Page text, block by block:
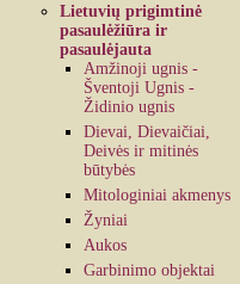
Lietuvių prigimtinė
pasaulėžiūra ir
pasaulėjauta
Amžinoji ugnis -
Šventoji Ugnis -
Židinio ugnis
Dievai, Dievaičiai,
Deivės ir mitinės
būtybės
Mitologiniai akmenys
Žyniai
Aukos
Garbinimo objektai